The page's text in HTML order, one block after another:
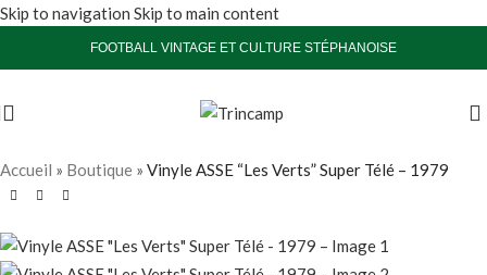
Skip to navigation Skip to main content
FOOTBALL VINTAGE ET CULTURE STÉPHANOISE
Accueil » Boutique » Vinyle ASSE “Les Verts” Super Télé – 1979